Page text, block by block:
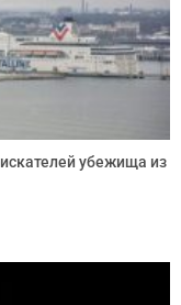
убежища из